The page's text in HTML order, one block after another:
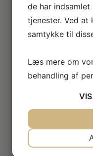
de har
tjenester. Ved at
samtykke til
Læs mere om
behandling af
VIS